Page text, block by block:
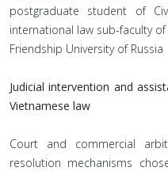
postgraduate student of
international law sub-faculty
Friendship University of Russia
Judicial intervention and
Vietnamese law
Court and commercial
resolution mechanisms